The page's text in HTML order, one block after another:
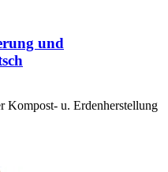
und
Kompost- u. Erdenherstellung